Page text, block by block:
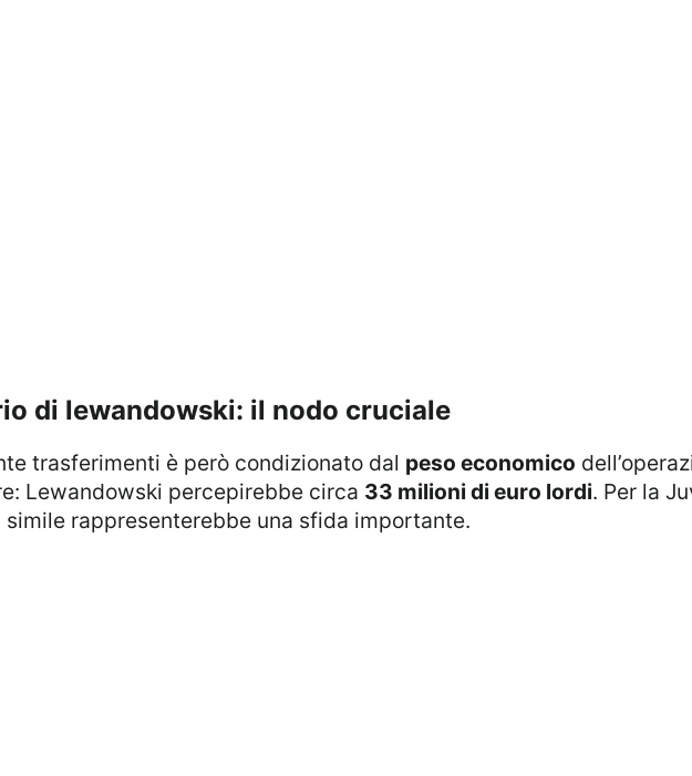
di lewandowski: il nodo cruciale
trasferimenti è però condizionato dal peso economico
Lewandowski percepirebbe circa 33 milioni di euro lordi. Per la
rappresenterebbe una sfida importante.